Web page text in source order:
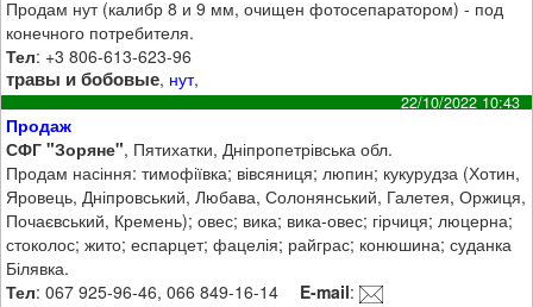
Продам нут (калибр 8 и 9 мм, очищен фотосепаратором) - под
конечного потребителя.
Тел: +3 806-613-623-96
травы и бобовые, нут,
22/10/2022 10:43
Продаж
СФГ "Зоряне", Пятихатки, Дніпропетрівська обл.
Продам насіння: тимофіївка; вівсяниця; люпин; кукурудза (Хотин,
Яровець, Дніпровський, Любава, Солонянський, Галетея, Оржиця,
Почаєвський, Кремень); овес; вика; вика-овес; гірчиця; люцерна;
стоколос; жито; еспарцет; фацелія; райграс; конюшина; суданка
Білявка.
Тел: 067 925-96-46, 066 849-16-14 E-mail: